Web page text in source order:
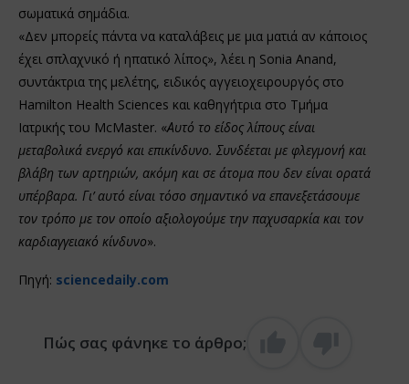
σωματικά σημάδια.
«Δεν μπορείς πάντα να καταλάβεις με μια ματιά αν κάποιος
έχει σπλαχνικό ή ηπατικό λίπος», λέει η Sonia Anand,
συντάκτρια της μελέτης, ειδικός αγγειοχειρουργός στο
Hamilton Health Sciences και καθηγήτρια στο Τμήμα
Ιατρικής του McMaster. «Αυτό το είδος λίπους είναι
μεταβολικά ενεργό και επικίνδυνο. Συνδέεται με φλεγμονή και
βλάβη των αρτηριών, ακόμη και σε άτομα που δεν είναι ορατά
υπέρβαρα. Γι’ αυτό είναι τόσο σημαντικό να επανεξετάσουμε
τον τρόπο με τον οποίο αξιολογούμε την παχυσαρκία και τον
καρδιαγγειακό κίνδυνο».
Πηγή: sciencedaily.com
Πώς σας φάνηκε το άρθρο;